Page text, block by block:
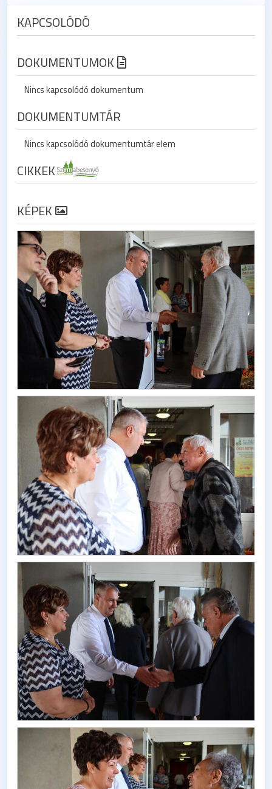
KAPCSOLÓDÓ
DOKUMENTUMOK
Nincs kapcsolódó dokumentum
DOKUMENTUMTÁR
Nincs kapcsolódó dokumentumtár elem
CIKKEK
KÉPEK